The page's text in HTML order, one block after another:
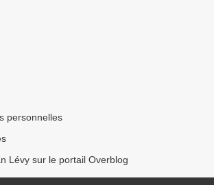
personnelles
Lévy sur le portail Overblog